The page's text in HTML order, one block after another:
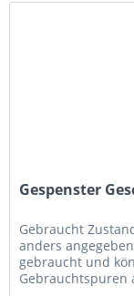
Gespenster
Gebraucht
anders
gebraucht und
Gebrauchtspuren